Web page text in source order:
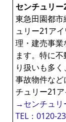
センチュリ
東急田園都
ュリー21ア
理・建売事
ます。特に
り扱いも多
事故物件な
チュリー21ア
→センチュリ
TEL：0120-